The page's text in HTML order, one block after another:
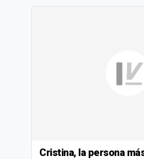
Cristina, la persona